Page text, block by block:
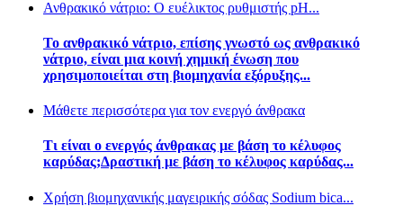
Ανθρακικό νάτριο: Ο ευέλικτος ρυθμιστής pH...
Το ανθρακικό νάτριο, επίσης γνωστό ως ανθρακικό
νάτριο, είναι μια κοινή χημική ένωση που
χρησιμοποιείται στη βιομηχανία εξόρυξης...
Μάθετε περισσότερα για τον ενεργό άνθρακα
Τι είναι ο ενεργός άνθρακας με βάση το κέλυφος
καρύδας;Δραστική με βάση το κέλυφος καρύδας...
Χρήση βιομηχανικής μαγειρικής σόδας Sodium bica...